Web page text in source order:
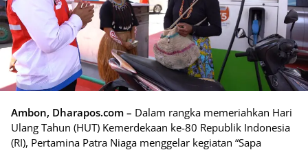
Ambon, Dharapos.com – Dalam rangka memeriahkan Hari
Ulang Tahun (HUT) Kemerdekaan ke-80 Republik Indonesia
(RI), Pertamina Patra Niaga menggelar kegiatan “Sapa